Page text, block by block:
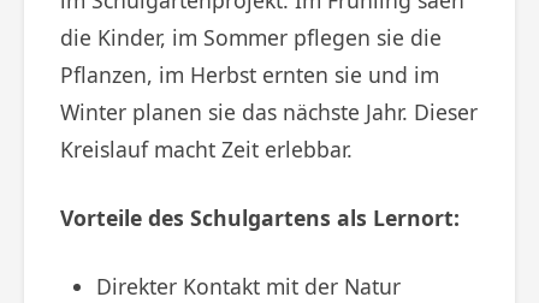
die Kinder, im Sommer pflegen sie die
Pflanzen, im Herbst ernten sie und im
Winter planen sie das nächste Jahr. Dieser
Kreislauf macht Zeit erlebbar.
Vorteile des Schulgartens als Lernort:
Direkter Kontakt mit der Natur